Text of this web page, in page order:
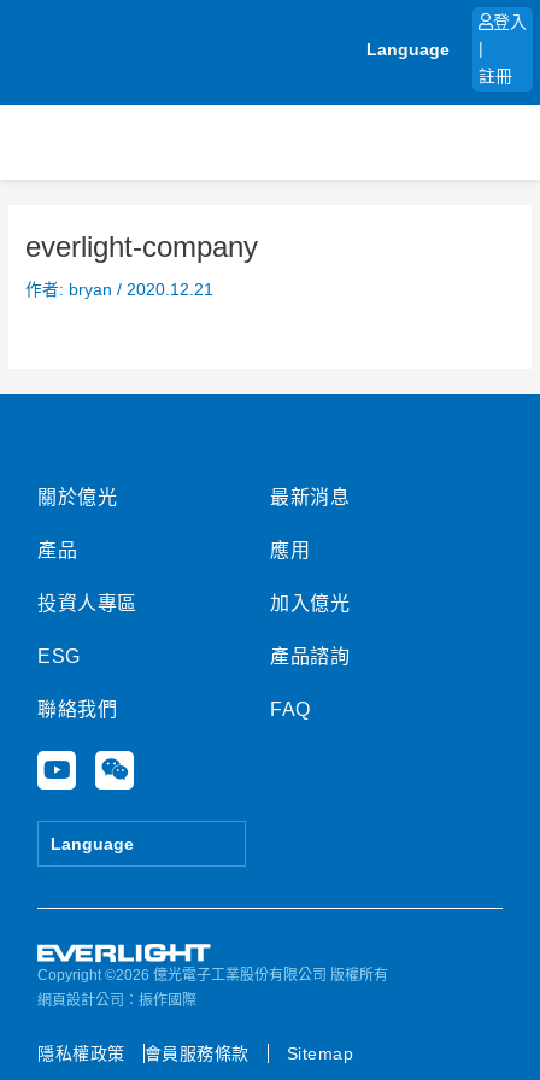
Language
登入
註冊
everlight-company
作者: bryan/ 2020.12.21
關於億光
產品
投資人專區
ESG
聯絡我們
Y
o
u
e
W
e
i
Language
最新消息
應用
加入億光
產品諮詢
FAQ
Copyright ©2026 億光電子工業股份有限公司 版權所有
網頁設計公司 ：振作國際
隱私權政策 會員服務條款 Sitemap